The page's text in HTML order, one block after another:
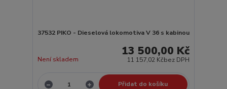
37532 PIKO - Dieselová lokomotiva V 36 s kabinou
13 500,00 Kč
11 157,02 Kčbez DPH
Není skladem
Přidat do košíku